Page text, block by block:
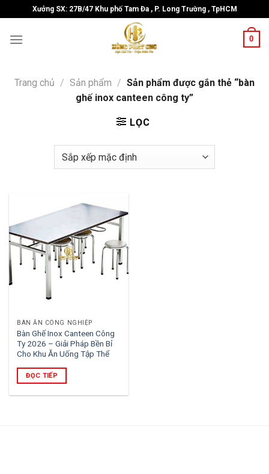
to
content
Xưởng SX: 27B/47 Khu phố Tam Đa , P. Long Trường , TpHCM
0
Trang chủ / Sản phẩm / Sản phẩm được gắn thẻ “bàn
ghế inox canteen công ty”
LỌC
BÀN ĂN CÔNG NGHIỆP
Bàn Ghế Inox Canteen Công
Ty 2026 – Giải Pháp Bền Bỉ
Cho Khu Ăn Uống Tập Thể
ĐỌC TIẾP